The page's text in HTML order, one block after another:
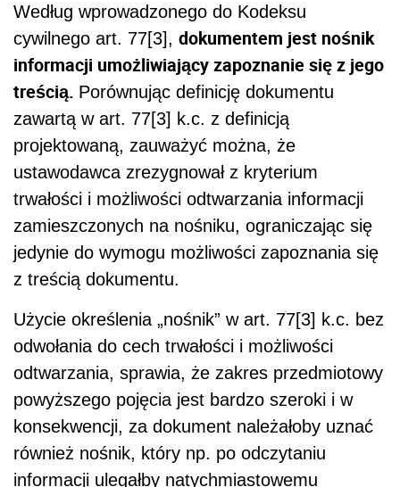
Według wprowadzonego do Kodeksu
cywilnego art. 77[3], dokumentem jest nośnik
informacji umożliwiający zapoznanie się z jego
treścią. Porównując definicję dokumentu
zawartą w art. 77[3] k.c. z definicją
projektowaną, zauważyć można, że
ustawodawca zrezygnował z kryterium
trwałości i możliwości odtwarzania informacji
zamieszczonych na nośniku, ograniczając się
jedynie do wymogu możliwości zapoznania się
z treścią dokumentu.
Użycie określenia „nośnik” w art. 77[3] k.c. bez
odwołania do cech trwałości i możliwości
odtwarzania, sprawia, że zakres przedmiotowy
powyższego pojęcia jest bardzo szeroki i w
konsekwencji, za dokument należałoby uznać
również nośnik, który np. po odczytaniu
informacji ulegałby natychmiastowemu